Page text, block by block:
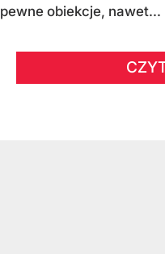
pewne obiekcje, nawet...